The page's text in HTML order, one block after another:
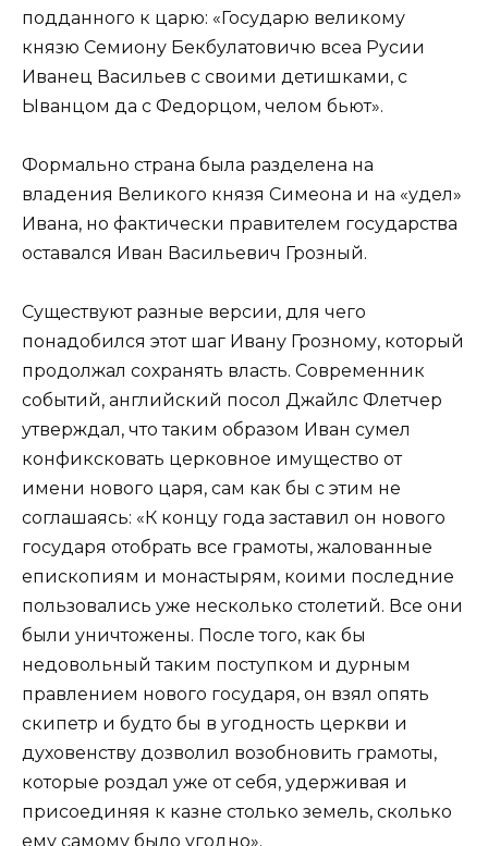
подданного к царю: «Государю великому
князю Семиону Бекбулатовичю всеа Русии
Иванец Васильев с своими детишками, с
Ыванцом да с Федорцом, челом бьют».
Формально страна была разделена на
владения Великого князя Симеона и на «удел»
Ивана, но фактически правителем государства
оставался Иван Васильевич Грозный.
Существуют разные версии, для чего
понадобился этот шаг Ивану Грозному, который
продолжал сохранять власть. Современник
событий, английский посол Джайлс Флетчер
утверждал, что таким образом Иван сумел
конфиксковать церковное имущество от
имени нового царя, сам как бы с этим не
соглашаясь: «К концу года заставил он нового
государя отобрать все грамоты, жалованные
епископиям и монастырям, коими последние
пользовались уже несколько столетий. Все они
были уничтожены. После того, как бы
недовольный таким поступком и дурным
правлением нового государя, он взял опять
скипетр и будто бы в угодность церкви и
духовенству дозволил возобновить грамоты,
которые роздал уже от себя, удерживая и
присоединяя к казне столько земель, сколько
ему самому было угодно».